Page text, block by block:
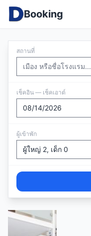
Booking
สถานที่
เช็คอิน — เช็คเอาต์
ผู้เข้าพัก